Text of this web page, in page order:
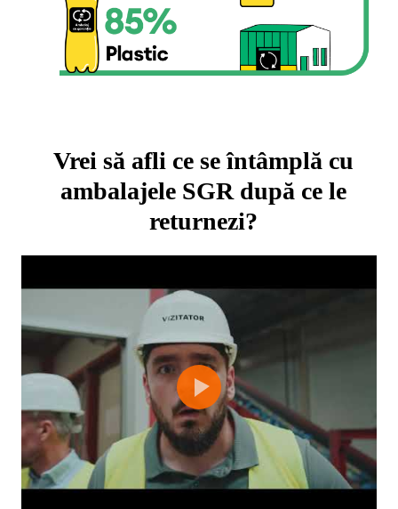
Vrei să afli ce se întâmplă cu
ambalajele SGR după ce le
returnezi?